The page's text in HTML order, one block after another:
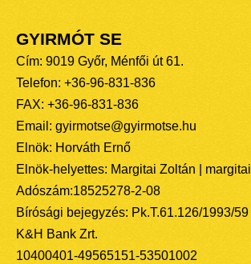
GYIRMÓT SE
Cím: 9019 Győr, Ménfői út 61.
Telefon: +36-96-831-836
FAX: +36-96-831-836
Email: gyirmotse@gyirmotse.hu
Elnök: Horváth Ernő
Elnök-helyettes: Margitai Zoltán |
Adószám:18525278-2-08
Bírósági bejegyzés: Pk.T.61.126/1993/59
K&H Bank Zrt.
10400401-49565151-53501002